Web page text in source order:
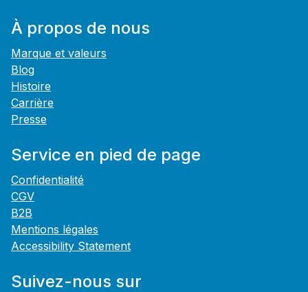
À propos de nous
Marque et valeurs
Blog
Histoire
Carrière
Presse
Service en pied de page
Confidentialité
CGV
B2B
Mentions légales
Accessibility Statement
Suivez-nous sur